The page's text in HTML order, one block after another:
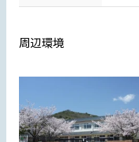
周辺環境